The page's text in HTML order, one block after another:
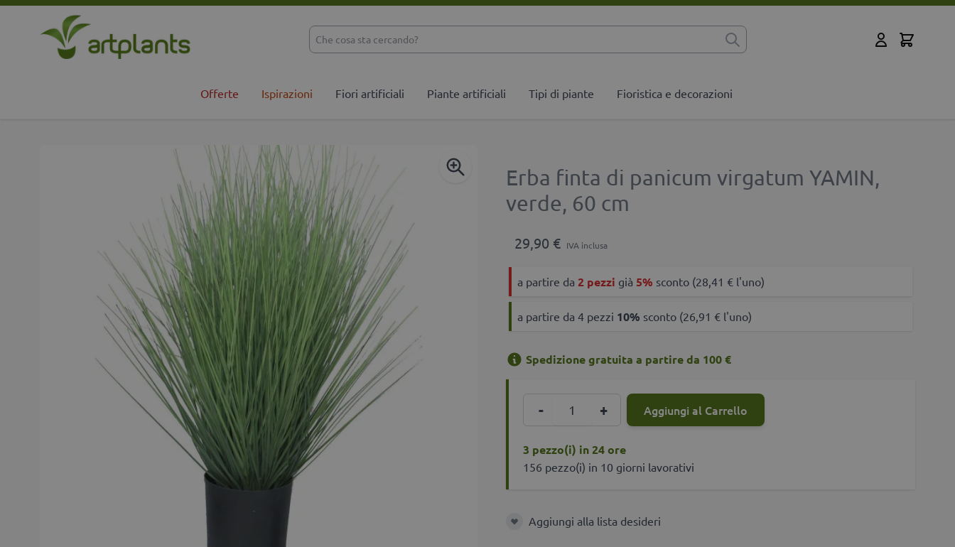
Salta al contenuto
Cart
Offerte Ispirazioni Fiori artificiali Piante artificiali Tipi di piante Fioristica e decorazioni
Erba finta di panicum virgatum YAMIN,
verde, 60 cm
29,90 € IVA inclusa
a partire da 2 pezzi già 5% sconto (28,41 € l'uno)
a partire da 4 pezzi 10% sconto (26,91 € l'uno)
Spedizione gratuita a partire da 100 €
- + Aggiungi al Carrello
3 pezzo(i) in 24 ore
156 pezzo(i) in 10 giorni lavorativi
Aggiungi alla lista desideri
Aggiungi alla lista desideri